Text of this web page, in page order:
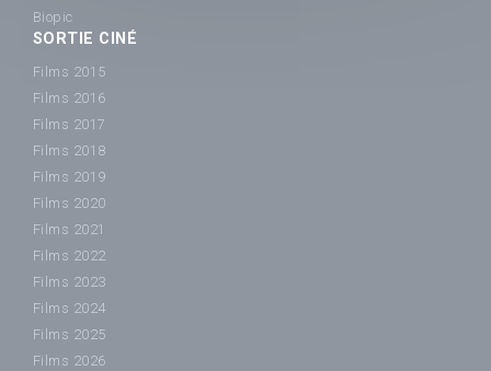
Biopic
SORTIE CINÉ
Films 2015
Films 2016
Films 2017
Films 2018
Films 2019
Films 2020
Films 2021
Films 2022
Films 2023
Films 2024
Films 2025
Films 2026